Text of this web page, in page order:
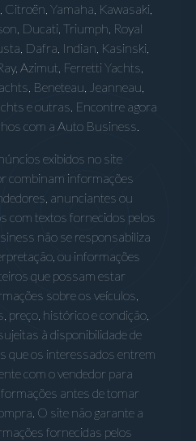
Citroën, Yamaha, Kawasaki,
Ducati, Triumph, Royal
Dafra, Indian, Kasinski,
Azimut, Ferretti Yachts,
Beneteau, Jeanneau,
e outras. Encontre agora
com a Auto Business.
exibidos no site
combinam informações
anunciantes ou
com textos fornecidos pelos
não se responsabiliza
ou informações
que possam estar
sobre os veículos,
preço, histórico e condição,
à disponibilidade de
que os interessados entrem
com o vendedor para
antes de tomar
O site não garante a
fornecidas pelos